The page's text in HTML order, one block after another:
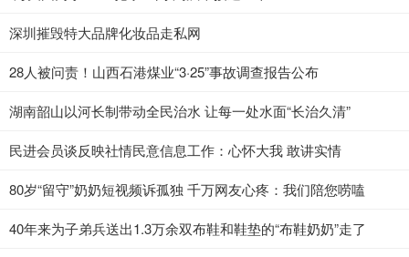
深圳摧毁特大品牌化妆品走私网
28人被问责！山西石港煤业“3·25”事故调查报告公布
湖南韶山以河长制带动全民治水 让每一处水面“长治久清”
民进会员谈反映社情民意信息工作：心怀大我 敢讲实情
80岁“留守”奶奶短视频诉孤独 千万网友心疼：我们陪您唠嗑
40年来为子弟兵送出1.3万余双布鞋和鞋垫的“布鞋奶奶”走了